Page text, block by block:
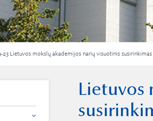
23 Lietuvos mokslų akademijos narių visuotinis susirinkimas
Lietuvos